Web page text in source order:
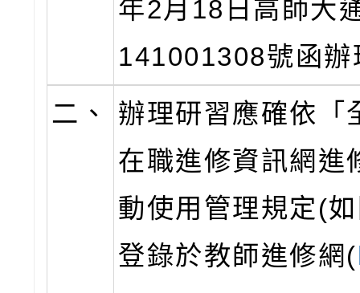
年2月18日高師大
141001308號函辦
二、
辦理研習應確依「
在職進修資訊網進
動使用管理規定(
登錄於教師進修網(